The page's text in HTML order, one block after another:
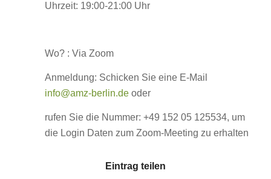
Uhrzeit: 19:00-21:00 Uhr
Wo? : Via Zoom
Anmeldung: Schicken Sie eine E-Mail
info@amz-berlin.deoder
rufen Sie die Nummer: +49 152 05 125534, um
die Login Daten zum Zoom-Meeting zu erhalten
Eintrag teilen